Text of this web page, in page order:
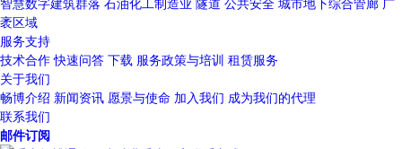
袤区域
服务支持
技术合作 快速问答 下载 服务政策与培训 租赁服务
关于我们
畅博介绍 新闻资讯 愿景与使命 加入我们 成为我们的代理
联系我们
邮件订阅